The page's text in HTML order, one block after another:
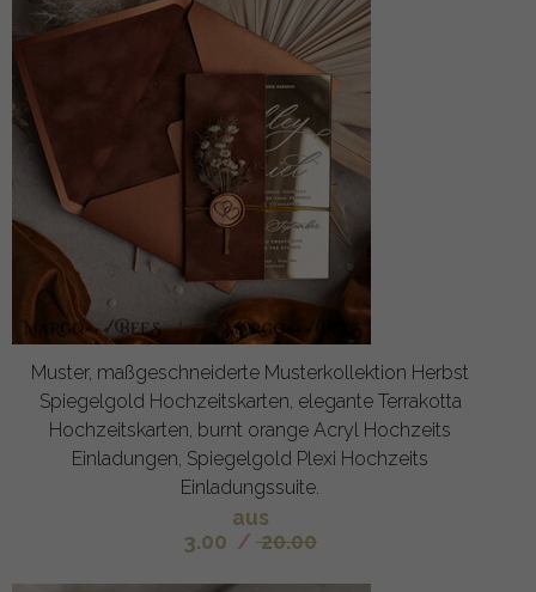
Muster, maßgeschneiderte Musterkollektion Herbst
Spiegelgold Hochzeitskarten, elegante Terrakotta
Hochzeitskarten, burnt orange Acryl Hochzeits
Einladungen, Spiegelgold Plexi Hochzeits
Einladungssuite.
aus
3.00 / 20.00